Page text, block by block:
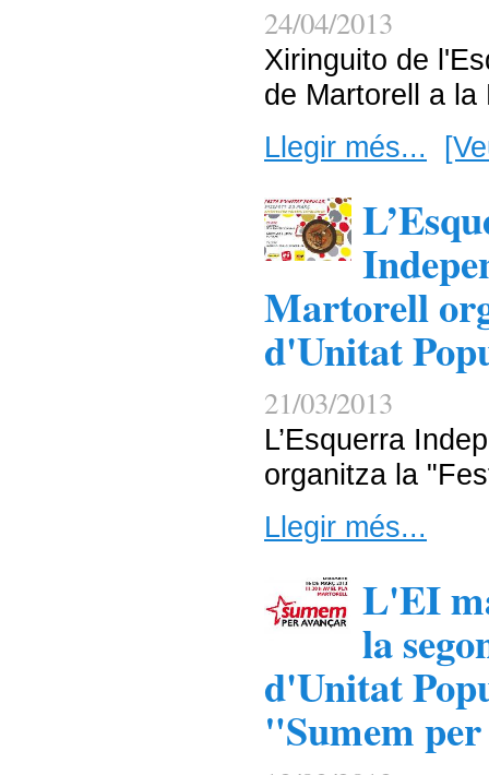
24/04/2013
Xiringuito de
de Martorell a la
Llegir més...
Martorell
d'Unitat
21/03/2013
L’Esquerra
organitza la
Llegir més...
L'EI
la
d'Unitat
"Sumem